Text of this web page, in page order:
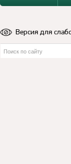
Версия для